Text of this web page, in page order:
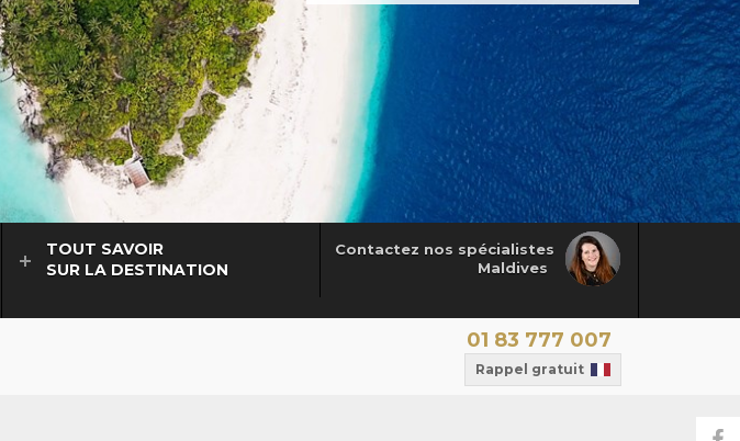
Contactez nos spécialistes
Maldives
TOUT SAVOIR
SUR LA DESTINATION
01 83 777 007
Rappel gratuit